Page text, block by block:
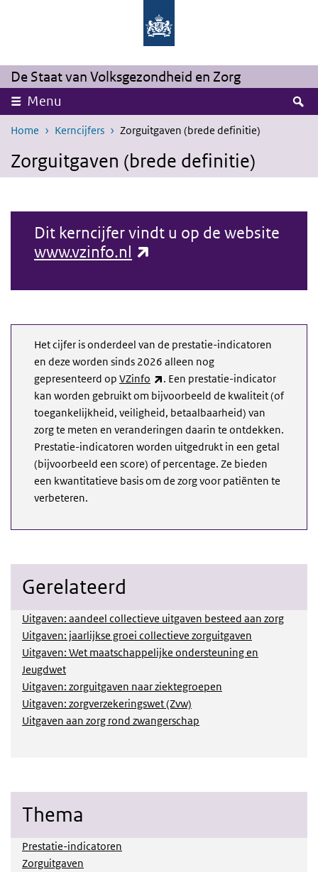
Overslaan en naar de inhoud gaan
De Staat van Volksgezondheid en Zorg
Menu
Home Kerncijfers Zorguitgaven (brede definitie)
Zorguitgaven (brede definitie)
Dit kerncijfer vindt u op de website
www.vzinfo.nl
Het cijfer is onderdeel van de prestatie-indicatoren
en deze worden sinds 2026 alleen nog
gepresenteerd op VZinfo (externe link)
. Een prestatie-indicator
kan worden gebruikt om bijvoorbeeld de kwaliteit (of
toegankelijkheid, veiligheid, betaalbaarheid) van
zorg te meten en veranderingen daarin te ontdekken.
Prestatie-indicatoren worden uitgedrukt in een getal
(bijvoorbeeld een score) of percentage. Ze bieden
een kwantitatieve basis om de zorg voor patiënten te
verbeteren.
Gerelateerd
Uitgaven: aandeel collectieve uitgaven besteed aan zorg
Uitgaven: jaarlijkse groei collectieve zorguitgaven
Uitgaven: Wet maatschappelijke ondersteuning en
Jeugdwet
Uitgaven: zorguitgaven naar ziektegroepen
Uitgaven: zorgverzekeringswet (Zvw)
Uitgaven aan zorg rond zwangerschap
Thema
Prestatie-indicatoren
Zorguitgaven